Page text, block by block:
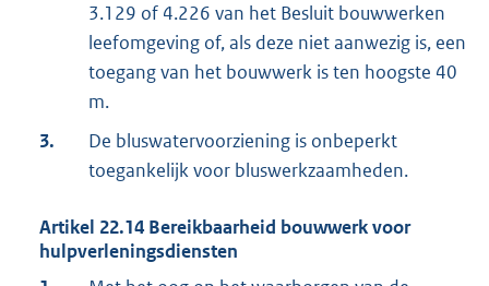
3.129 of 4.226 van het Besluit bouwwerken
leefomgeving of, als deze niet aanwezig is, een
toegang van het bouwwerk is ten hoogste 40
m.
3.
De bluswatervoorziening is onbeperkt
toegankelijk voor bluswerkzaamheden.
Artikel 22.14 Bereikbaarheid bouwwerk voor
hulpverleningsdiensten